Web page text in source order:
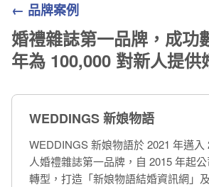
← 品牌案例
婚禮雜誌第一品牌，成功
年為 100,000 對新人提供
WEDDINGS 新娘物語
WEDDINGS 新娘物語於 2021 年邁入
人婚禮雜誌第一品牌，自 2015 年起
轉型，打造「新娘物語結婚資訊網」